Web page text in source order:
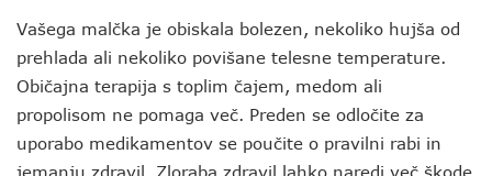
Vašega malčka je obiskala bolezen, nekoliko hujša od
prehlada ali nekoliko povišane telesne temperature.
Običajna terapija s toplim čajem, medom ali
propolisom ne pomaga več. Preden se odločite za
uporabo medikamentov se poučite o pravilni rabi in